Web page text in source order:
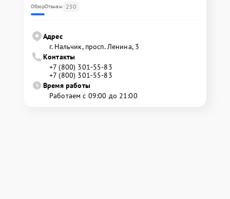
ОбзорОтзывы 250
Адрес
г. Нальчик, просп. Ленина, 3
Контакты
+7 (800) 301-55-83
+7 (800) 301-55-83
Время работы
Работаем с 09:00 до 21:00